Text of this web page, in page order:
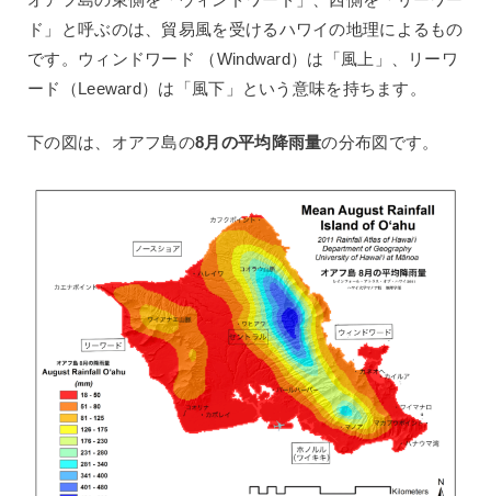
ド」と呼ぶのは、貿易風を受けるハワイの地理によるもの
です。ウィンドワード （Windward）は「風上」、リーワ
ード（Leeward）は「風下」という意味を持ちます。
下の図は、オアフ島の8月の平均降雨量の分布図です。